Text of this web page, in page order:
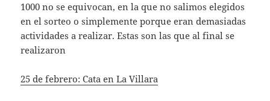
1000 no se equivocan, en la que no salimos elegidos
en el sorteo o simplemente porque eran demasiadas
actividades a realizar. Estas son las que al final se
realizaron
25 de febrero: Cata en La Villara